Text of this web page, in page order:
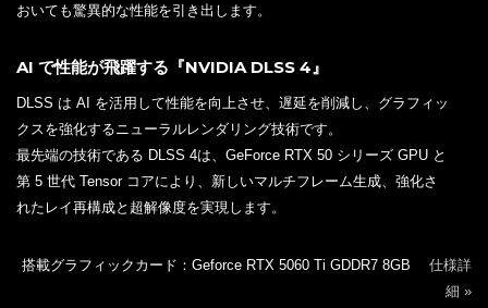
おいても驚異的な性能を引き出します。
AI で性能が飛躍する『NVIDIA DLSS 4』
DLSS は AI を活用して性能を向上させ、遅延を削減し、グラフィッ
クスを強化するニューラルレンダリング技術です。
最先端の技術である DLSS 4は、GeForce RTX 50 シリーズ GPU と
第 5 世代 Tensor コアにより、新しいマルチフレーム生成、強化さ
れたレイ再構成と超解像度を実現します。
搭載グラフィックカード：Geforce RTX 5060 Ti GDDR7 8GB 仕様詳
細 »